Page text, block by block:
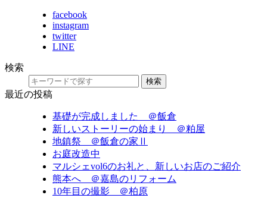
facebook
instagram
twitter
LINE
検索
検索
最近の投稿
基礎が完成しました ＠飯倉
新しいストーリーの始まり ＠粕屋
地鎮祭 ＠飯倉の家Ⅱ
お庭改造中
マルシェvol6のお礼と、新しいお店のご紹介
熊本へ ＠嘉島のリフォーム
10年目の撮影 ＠柏原